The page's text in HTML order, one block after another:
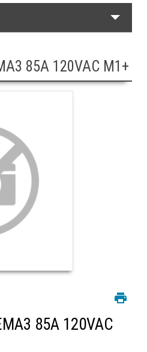
85A 120VAC M1+
85A 120VAC